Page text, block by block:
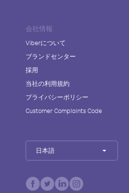
会社情報
Viberについて
ブランドセンター
採用
当社の利用規約
プライバシーポリシー
Customer Complaints Code
日本語